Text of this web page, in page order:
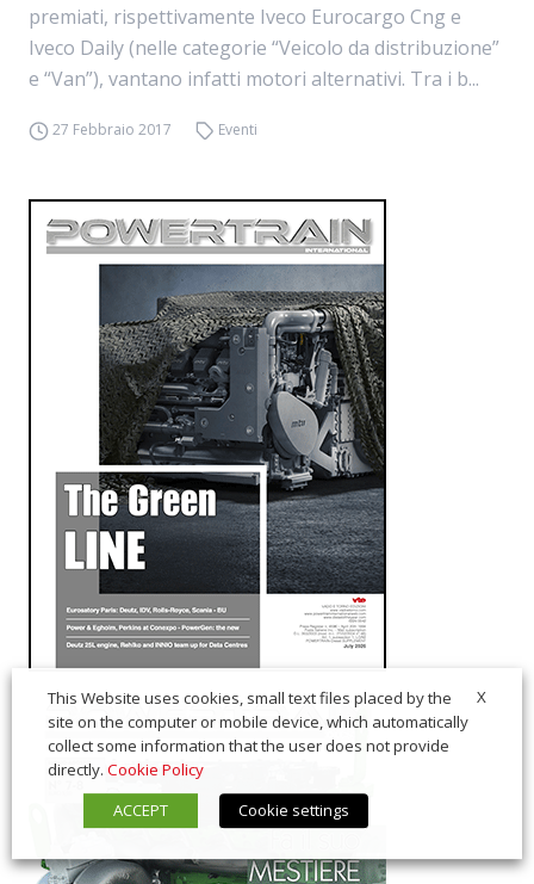
premiati, rispettivamente Iveco Eurocargo Cng e
Iveco Daily (nelle categorie “Veicolo da distribuzione”
e “Van”), vantano infatti motori alternativi. Tra i b...
27 Febbraio 2017 Eventi
X
This Website uses cookies, small text files placed by the
site on the computer or mobile device, which automatically
collect some information that the user does not provide
directly. Cookie Policy
ACCEPT
Cookie settings